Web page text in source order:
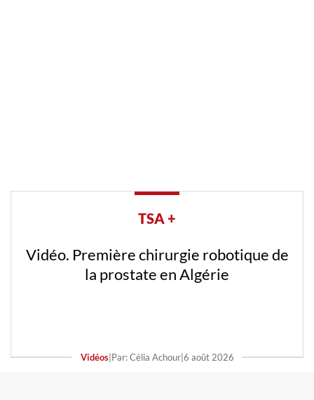
TSA +
Vidéo. Première chirurgie robotique de
la prostate en Algérie
Vidéos| Par: Célia Achour| 6 août 2026